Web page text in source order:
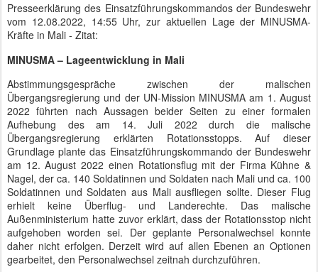
Presseerklärung des Einsatzführungskommandos der Bundeswehr
vom 12.08.2022, 14:55 Uhr, zur aktuellen Lage der MINUSMA-
Kräfte in Mali - Zitat:
MINUSMA – Lageentwicklung in Mali
Abstimmungsgespräche zwischen der malischen
Übergangsregierung und der UN-Mission MINUSMA am 1. August
2022 führten nach Aussagen beider Seiten zu einer formalen
Aufhebung des am 14. Juli 2022 durch die malische
Übergangsregierung erklärten Rotationsstopps. Auf dieser
Grundlage plante das Einsatzführungskommando der Bundeswehr
am 12. August 2022 einen Rotationsflug mit der Firma Kühne &
Nagel, der ca. 140 Soldatinnen und Soldaten nach Mali und ca. 100
Soldatinnen und Soldaten aus Mali ausfliegen sollte. Dieser Flug
erhielt keine Überflug- und Landerechte. Das malische
Außenministerium hatte zuvor erklärt, dass der Rotationsstop nicht
aufgehoben worden sei. Der geplante Personalwechsel konnte
daher nicht erfolgen. Derzeit wird auf allen Ebenen an Optionen
gearbeitet, den Personalwechsel zeitnah durchzuführen.